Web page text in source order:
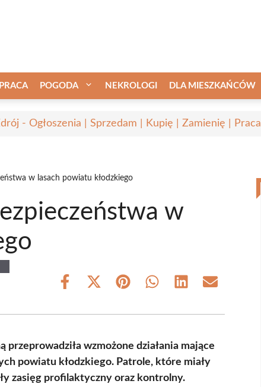
PRACA POGODA NEKROLOGI DLA MIESZKAŃCÓW
- Ogłoszenia | Sprzedam | Kupię | Zamienię | Praca
w lasach powiatu kłodzkiego
w
Share
Share
(Twitter)
Share Share Share Share
przeprowadziła wzmożone działania mające
powiatu kłodzkiego. Patrole, które miały
zasięg profilaktyczny oraz kontrolny.